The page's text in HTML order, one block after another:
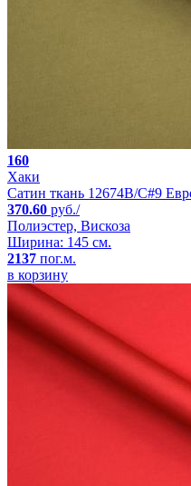
160
Хаки
Сатин ткань 12674B/C#9
370.60 руб./
Полиэстер, Вискоза
Ширина: 145 см.
2137 пог.м.
в корзину